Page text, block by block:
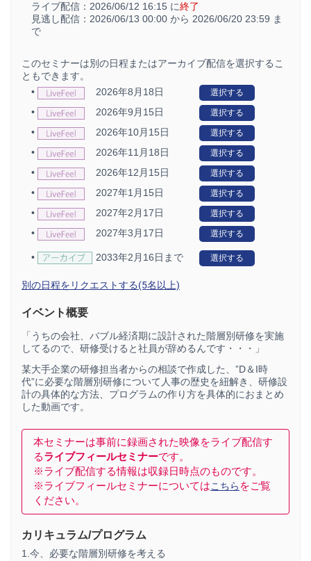
ライブ配信： 2026/06/12 16:15 に終了
見逃し配信： 2026/06/13 00:00 から 2026/06/20 23:59 ま
で
このセミナーは別の日程またはアーカイブ配信を選択するこ
ともできます。
•
2026年8月18日 選択する
• 2026年9月15日 選択する
• 2026年10月15日 選択する
• 2026年11月18日 選択する
• 2026年12月15日 選択する
• 2027年1月15日 選択する
• 2027年2月17日 選択する
• 2027年3月17日 選択する
• 2033年2月16日まで 選択する
別の日程をリクエストする(5名以上)
イベント概要
「うちの会社、バブル経済期に設計された階層別研修を実施
してるので、研修受けると社員が辞めるんです・・・」
某大手企業の研修担当者からの相談で作成した、”D＆I時
代”に必要な階層別研修について人事の歴史を紐解き、研修設
計の具体的な方法、プログラムの作り方を具体的におまとめ
した動画です。
本セミナーは事前に録画された映像をライブ配信す
るライブフィールセミナーです。
※ライブ配信する情報は収録日時点のものです。
※ライブフィールセミナーについてはこちら をご覧
ください。
カリキュラム/プログラム
1.今、必要な階層別研修を考える